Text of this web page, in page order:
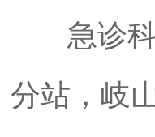
急诊科
分站，岐